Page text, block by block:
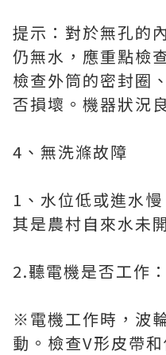
提示：對於無孔的
仍無水，應重點檢
檢查外筒的密封圈
否損壞。機器狀況
4、無洗滌故障
1、水位低或進水
其是農村自來水未
2.聽電機是否工作：
※電機工作時，波
動。檢查V形皮帶和